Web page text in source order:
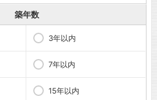
築年数
3年以内
7年以内
15年以内